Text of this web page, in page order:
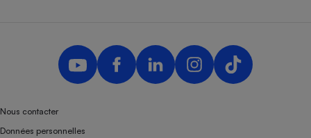
Nous contacter
Données personnelles